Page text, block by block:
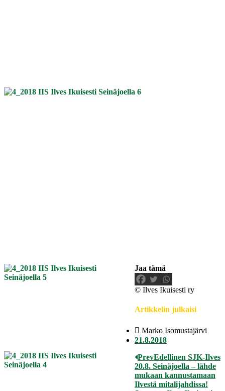
Jaa tämä
© Ilves Ikuisesti ry
Artikkelin julkaisi
Marko Isomustajärvi
21.8.2018
PrevEdellinen SJK-Ilves
20.8. Seinäjoella – lähde
mukaan kannustamaan
Ilvestä mitalijahdissa!